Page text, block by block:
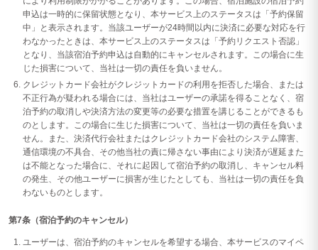
申込は一時的に保留状態となり、本サービス上のステータスは「予約保留
中」と表示されます。当該ユーザーが24時間以内に決済に必要な対応を行
わなかったときは、本サービス上のステータスは「予約リクエスト否認」
となり、当該宿泊予約申込は自動的にキャンセルされます。この場合に生
じた損害について、当社は一切の責任を負いません。
クレジットカード会社がクレジットカードの利用を拒否した場合、または
不正行為が疑われる場合には、当社はユーザーの承諾を得ることなく、宿
泊予約の取消しや決済方法の変更等の必要な措置を講じることができるも
のとします。この場合に生じた損害について、当社は一切の責任を負いま
せん。また、決済代行会社またはクレジットカード会社のシステム障害、
通信環境の不具合、その他当社の責に帰さない事由により決済が遅延また
は不能となった場合に、それに起因して宿泊予約の取消し、キャンセル料
の発生、その他ユーザーに損害が生じたとしても、当社は一切の責任を負
わないものとします。
第7条（宿泊予約のキャンセル）
ユーザーは、宿泊予約のキャンセルを希望する場合、本サービスのマイペ